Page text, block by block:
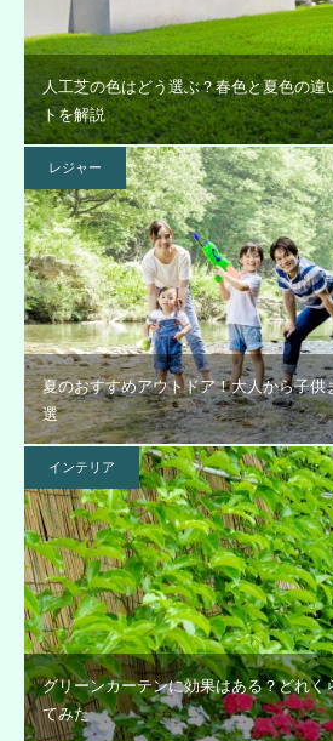
人工芝の色はどう選ぶ？春色と夏色の違
トを解説
レジャー
夏のおすすめアウトドア！大人から子供
選
インテリア
グリーンカーテンに効果はある？どれく
てみた